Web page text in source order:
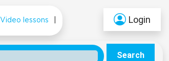
Video lessons Login
Search